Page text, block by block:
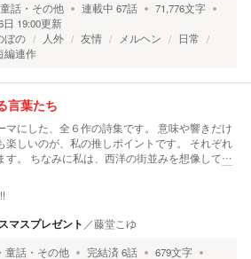
話・その他 連載中 67話 71,776文字
日 19:00更新
ぼの 人外 友情 メルヘン
日常
編連作
言葉たち
マにした、全６作の詩集です。 意味や響きだけ
楽しいのが、私の推しポイントです。 それぞれ
す。 ちなみに私は、西洋の街並みを想像して…
マスプレゼント ／藤堂こゆ
童話・その他 完結済6話 679文字